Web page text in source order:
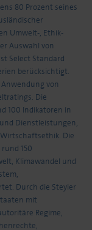
80 Prozent seines
Umwelt-, Ethik-
Auswahl von
Select Standard
berücksichtigt.
von
Die
100 Indikatoren in
Dienstleistungen,
Die
150
Klimawandel und
Durch die Steyler
mit
Regime,